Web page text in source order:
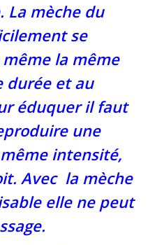
La mèche du
se
la même
durée et au
éduquer il faut
une
intensité,
Avec la mèche
elle ne peut